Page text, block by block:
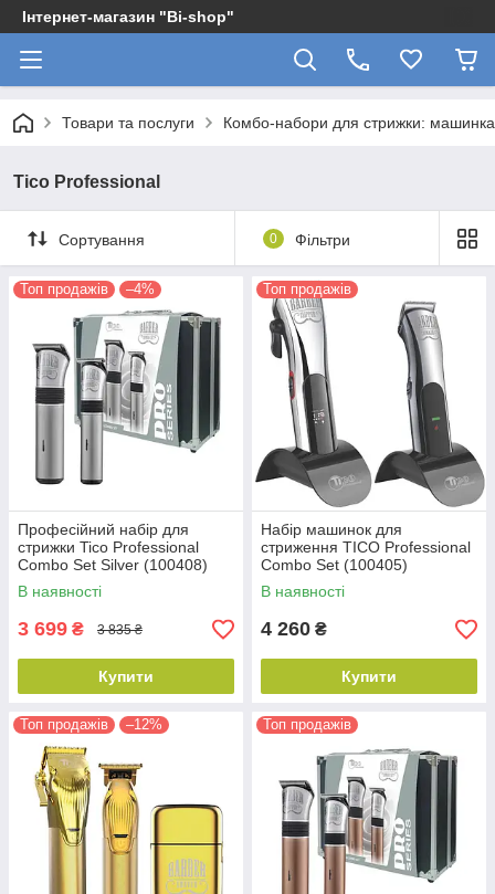
Інтернет-магазин "Bi-shop"
Товари та послуги Комбо-набори для стрижки:
Tico Professional
Сортування 0 Фільтри
Топ продажів –4%
Професійний набір для
стрижки Tico Professional
Combo Set Silver (100408)
В наявності
3 699 ₴ 3 835 ₴
Купити
Топ продажів
Набір машинок для
стриження TICO Professional
Combo Set (100405)
В наявності
4 260 ₴
Купити
Топ продажів –12% Топ продажів